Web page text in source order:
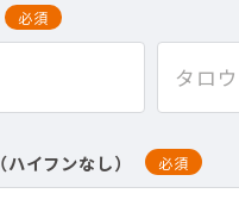
必須
（ハイフンなし） 必須